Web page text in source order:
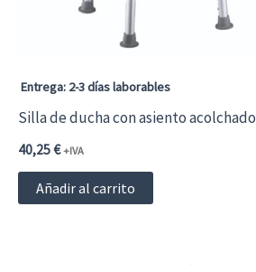
de
Entrega: 2-3 días laborables
Silla de ducha con asiento acolchado
40,25€ +IVA
Añadir al carrito